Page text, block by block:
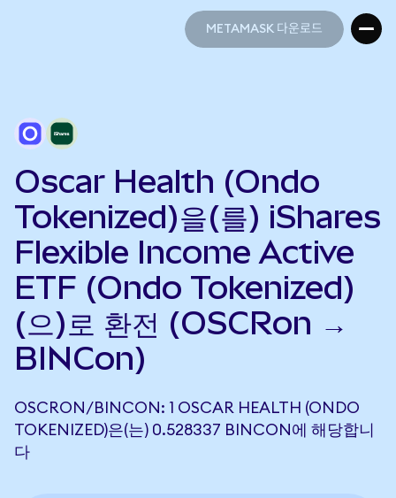
METAMASK 다운로드
Oscar Health (Ondo
Tokenized)을(를) iShares
Flexible Income Active
ETF (Ondo Tokenized)
(으)로 환전 (OSCRon →
BINCon)
OSCRON/BINCON: 1 OSCAR HEALTH (ONDO
TOKENIZED)은(는) 0.528337 BINCON에 해당합니
다